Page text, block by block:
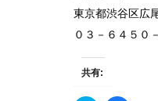
東京都渋谷区広
０３－６４５０
共有: